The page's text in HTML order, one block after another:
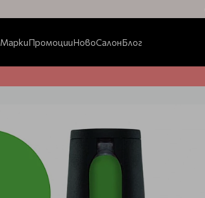
МаркиПромоцииНовоСалонБлог